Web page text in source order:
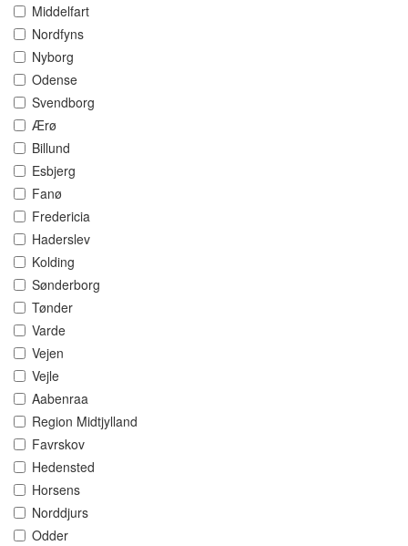
Middelfart
Nordfyns
Nyborg
Odense
Svendborg
Ærø
Billund
Esbjerg
Fanø
Fredericia
Haderslev
Kolding
Sønderborg
Tønder
Varde
Vejen
Vejle
Aabenraa
Region Midtjylland
Favrskov
Hedensted
Horsens
Norddjurs
Odder